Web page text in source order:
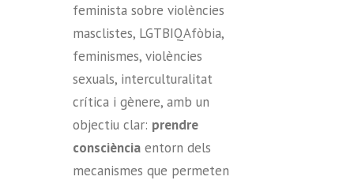
feminista sobre violències
masclistes, LGTBIQAfòbia,
feminismes, violències
sexuals, interculturalitat
crítica i gènere, amb un
objectiu clar: prendre
consciència entorn dels
mecanismes que permeten